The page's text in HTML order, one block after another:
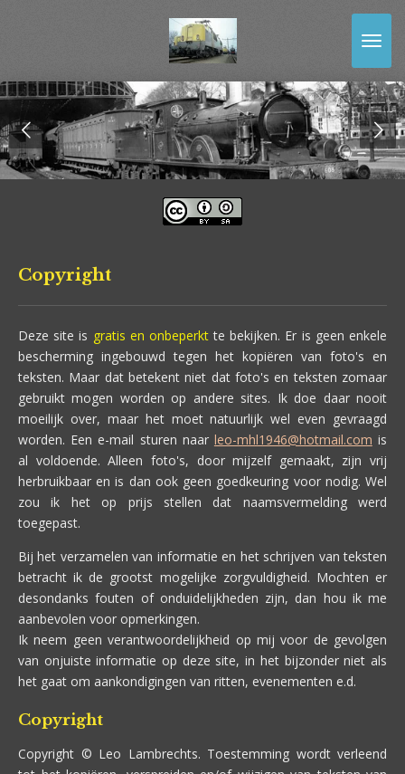
de
hoofdinhoud
Copyright
Deze site is gratis en onbeperktte bekijken. Er is geen enkele
bescherming ingebouwd tegen het kopiëren van foto's en
teksten. Maar dat betekent niet dat foto's en teksten zomaar
gebruikt mogen worden op andere sites. Ik doe daar nooit
moeilijk over, maar het moet natuurlijk wel even gevraagd
worden. Een e-mail sturen naar leo-mhl1946@hotmail.com is
al voldoende. Alleen foto's, door mijzelf gemaakt, zijn vrij
herbruikbaar en is dan ook geen goedkeuring voor nodig. Wel
zou ik het op prijs stellen dat naamsvermelding werd
toegepast.
Bij het verzamelen van informatie en het schrijven van teksten
betracht ik de grootst mogelijke zorgvuldigheid. Mochten er
desondanks fouten of onduidelijkheden zijn, dan hou ik me
aanbevolen voor opmerkingen.
Ik neem geen verantwoordelijkheid op mij voor de gevolgen
van onjuiste informatie op deze site, in het bijzonder niet als
het gaat om aankondigingen van ritten, evenementen e.d.
Copyright
Copyright © Leo Lambrechts. Toestemming wordt verleend